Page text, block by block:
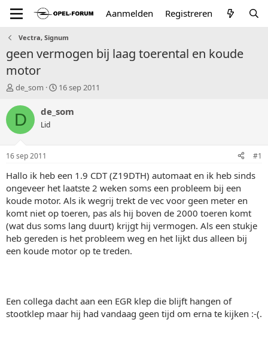
Aanmelden Registreren
Vectra, Signum
geen vermogen bij laag toerental en koude
motor
T
p
a
r
e
r
de_som
S
a
u
m
16 sep 2011
D de_som
Lid
16 sep 2011 #1
Hallo ik heb een 1.9 CDT (Z19DTH) automaat en ik heb sinds
ongeveer het laatste 2 weken soms een probleem bij een
koude motor. Als ik wegrij trekt de vec voor geen meter en
komt niet op toeren, pas als hij boven de 2000 toeren komt
(wat dus soms lang duurt) krijgt hij vermogen. Als een stukje
heb gereden is het probleem weg en het lijkt dus alleen bij
een koude motor op te treden.
Een collega dacht aan een EGR klep die blijft hangen of
stootklep maar hij had vandaag geen tijd om erna te kijken :-(.